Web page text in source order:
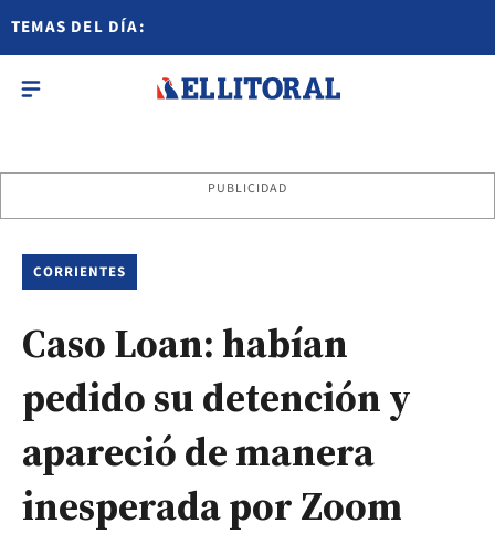
TEMAS DEL DÍA:
PUBLICIDAD
CORRIENTES
Caso Loan: habían
pedido su detención y
apareció de manera
inesperada por Zoom